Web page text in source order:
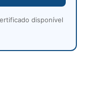
disponível